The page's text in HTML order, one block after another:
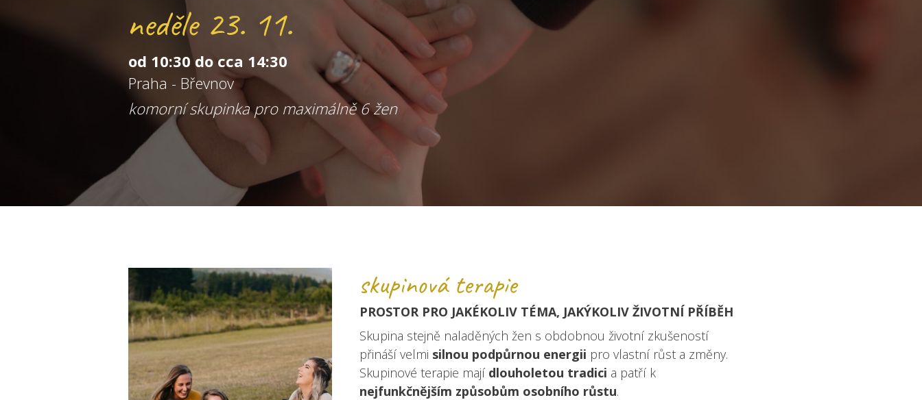
neděle 23. 11.
od 10:30 do cca 14:30
Praha - Břevnov
komorní skupinka pro maximálně 6 žen
skupinová terapie
PROSTOR PRO JAKÉKOLIV TÉMA, JAKÝKOLIV ŽIVOTNÍ PŘÍBĚH
Skupina stejně naladěných žen s obdobnou životní zkušeností
přináší velmi silnou podpůrnou energii pro vlastní růst a změny.
Skupinové terapie mají dlouholetou tradici a patří k
nejfunkčnějším způsobům osobního růstu.